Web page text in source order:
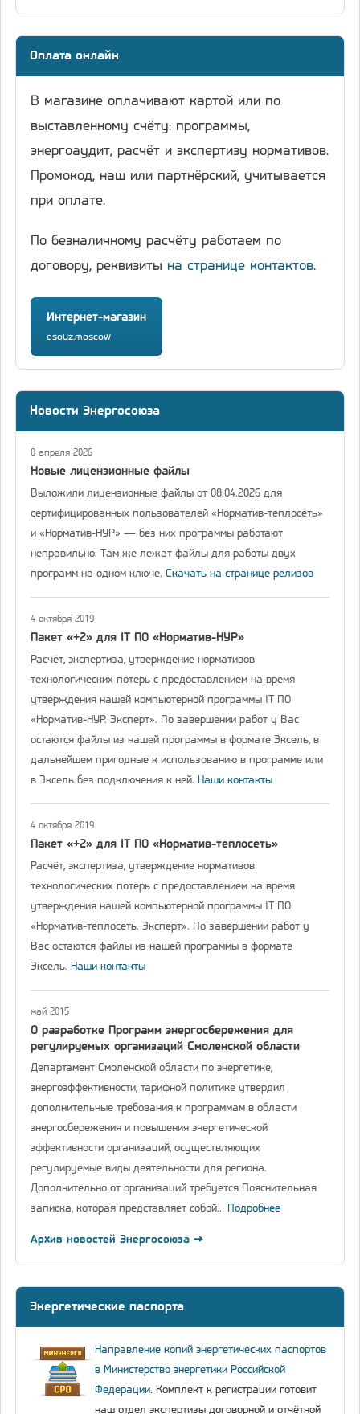
Оплата онлайн
В магазине оплачивают картой или по
выставленному счёту: программы,
энергоаудит, расчёт и экспертизу нормативов.
Промокод, наш или партнёрский, учитывается
при оплате.
По безналичному расчёту работаем по
договору, реквизиты на странице контактов.
Интернет-магазин
esouz.moscow
Новости Энергосоюза
8 апреля 2026
Новые лицензионные файлы
Выложили лицензионные файлы от 08.04.2026 для
сертифицированных пользователей «Норматив-теплосеть»
и «Норматив-НУР» — без них программы работают
неправильно. Там же лежат файлы для работы двух
программ на одном ключе. Скачать на странице релизов
4 октября 2019
Пакет «+2» для IT ПО «Норматив-НУР»
Расчёт, экспертиза, утверждение нормативов
технологических потерь с предоставлением на время
утверждения нашей компьютерной программы IT ПО
«Норматив-НУР. Эксперт». По завершении работ у Вас
остаются файлы из нашей программы в формате Эксель, в
дальнейшем пригодные к использованию в программе или
в Эксель без подключения к ней. Наши контакты
4 октября 2019
Пакет «+2» для IT ПО «Норматив-теплосеть»
Расчёт, экспертиза, утверждение нормативов
технологических потерь с предоставлением на время
утверждения нашей компьютерной программы IT ПО
«Норматив-теплосеть. Эксперт». По завершении работ у
Вас остаются файлы из нашей программы в формате
Эксель. Наши контакты
май 2015
О разработке Программ энергосбережения для
регулируемых организаций Смоленской области
Департамент Смоленской области по энергетике,
энергоэффективности, тарифной политике утвердил
дополнительные требования к программам в области
энергосбережения и повышения энергетической
эффективности организаций, осуществляющих
регулируемые виды деятельности для региона.
Дополнительно от организаций требуется Пояснительная
записка, которая представляет собой… Подробнее
Архив новостей Энергосоюза →
Энергетические паспорта
Направление копий энергетических паспортов
в Министерство энергетики Российской
Федерации. Комплект к регистрации готовит
наш отдел экспертизы договорной и отчётной